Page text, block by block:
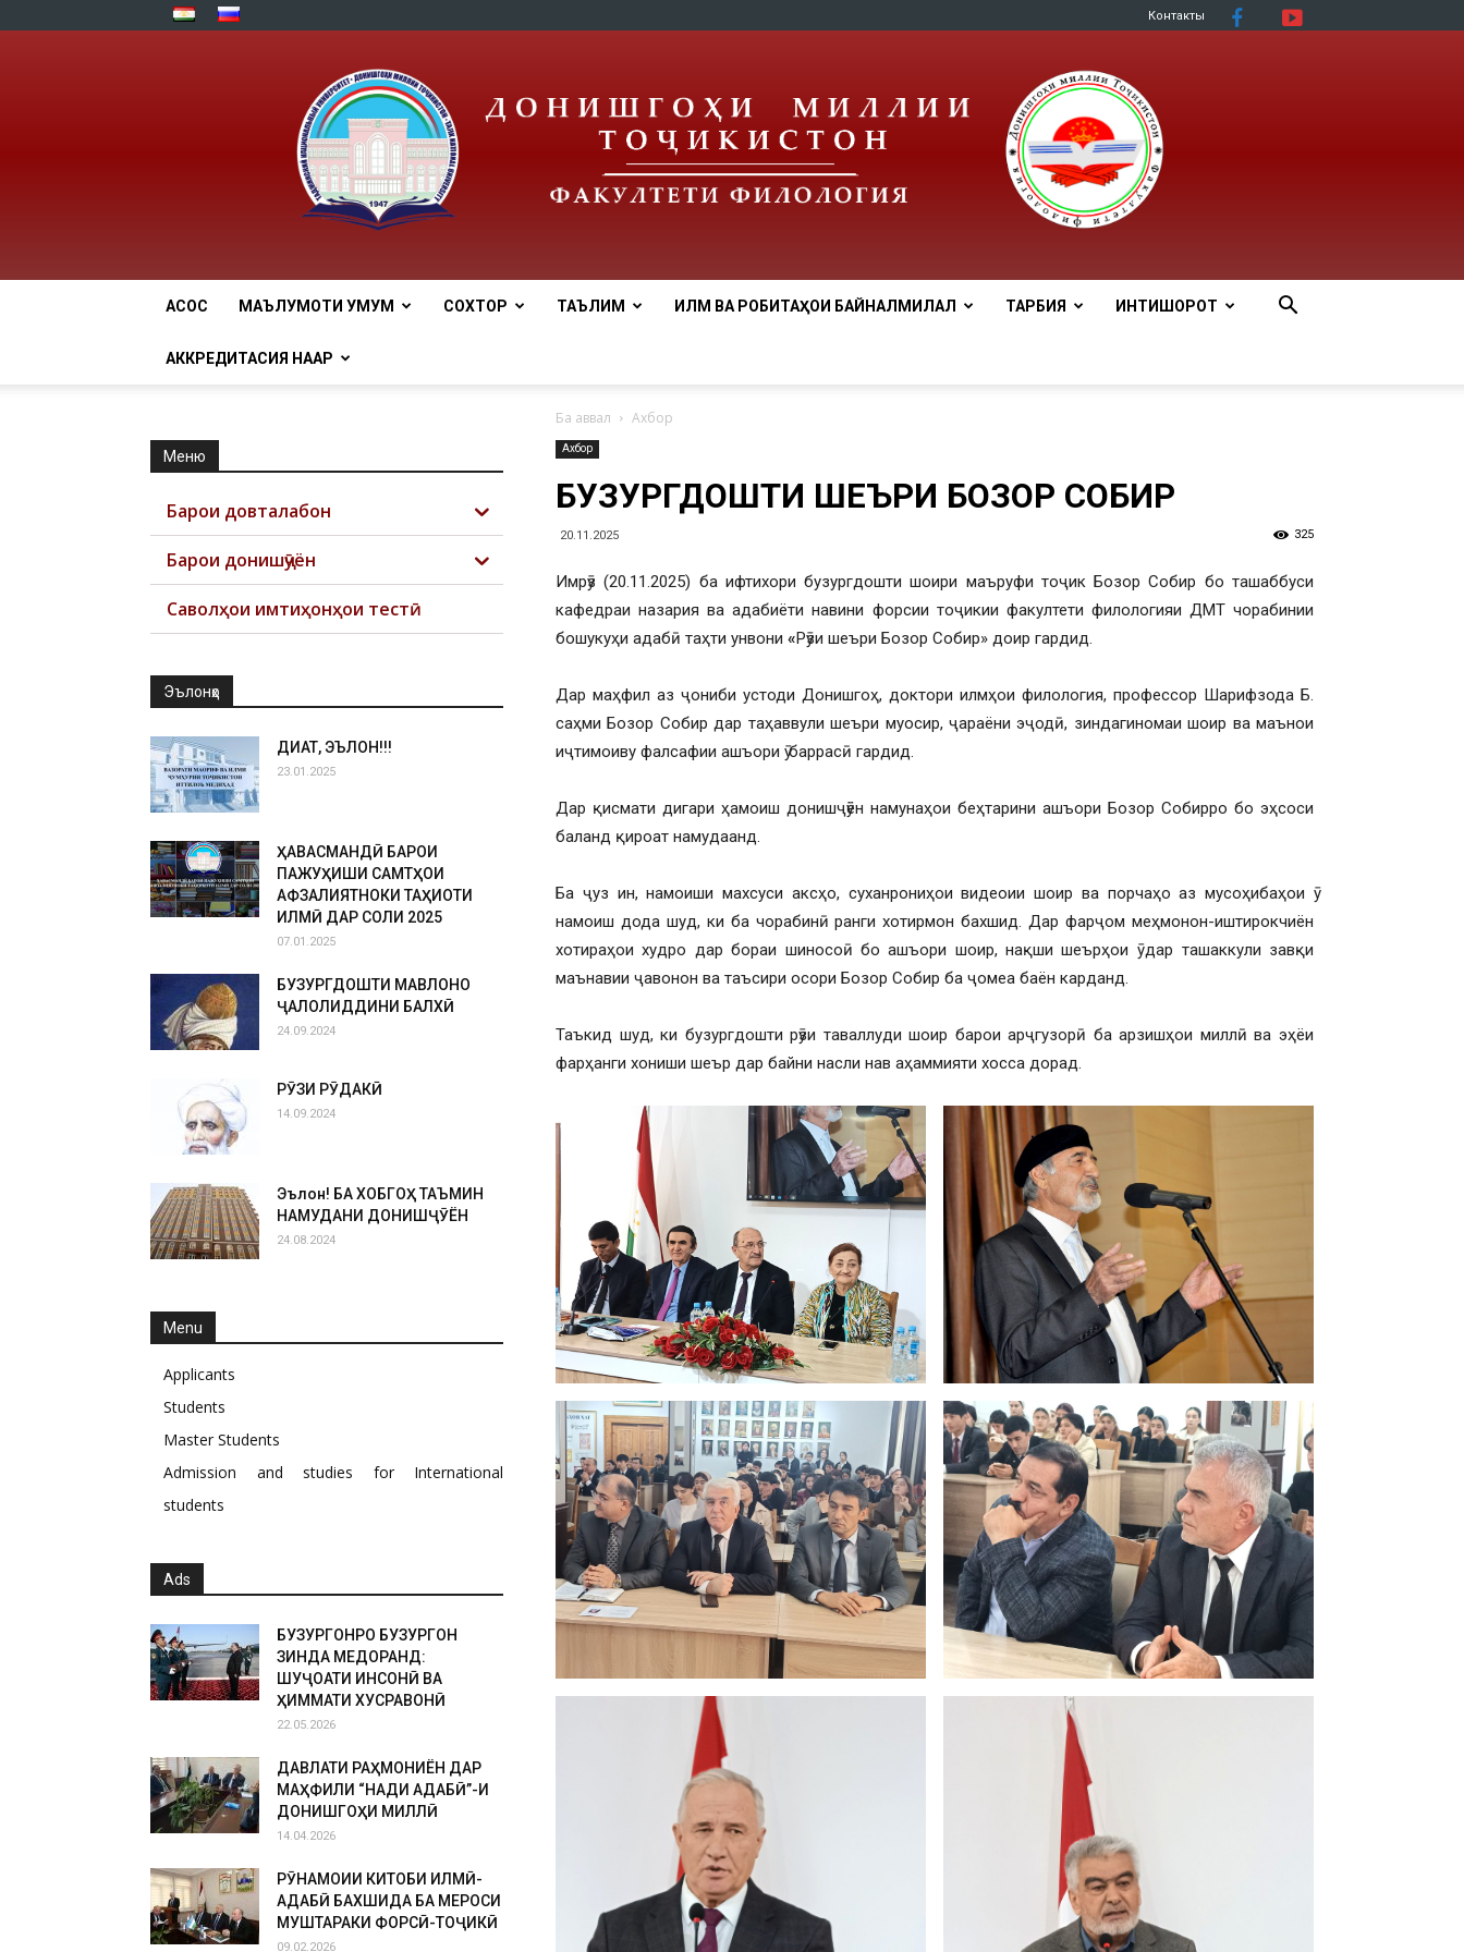
Контакты
АСОСӢ МАЪЛУМОТИ УМУМӢ СОХТОР ТАЪЛИМ ИЛМ ВА РОБИТАҲОИ БАЙНАЛМИЛАЛӢ ТАРБИЯ ИНТИШОРОТ
АККРЕДИТАСИЯ НААР
Ба аввал Ахбор
Ахбор
БУЗУРГДОШТИ ШЕЪРИ БОЗОР СОБИР
20.11.2025 325
Имрӯз (20.11.2025) ба ифтихори бузургдошти шоири маъруфи тоҷик Бозор Собир бо ташаббуси
кафедраи назария ва адабиёти навини форсии тоҷикии факултети филологияи ДМТ чорабинии
бошукуҳи адабӣ таҳти унвони «Рӯзи шеъри Бозор Собир» доир гардид.
Дар маҳфил аз ҷониби устоди Донишгоҳ, доктори илмҳои филология, профессор Шарифзода Б.
саҳми Бозор Собир дар таҳаввули шеъри муосир, ҷараёни эҷодӣ, зиндагиномаи шоир ва маънои
иҷтимоиву фалсафии ашъори ӯ баррасӣ гардид.
Дар қисмати дигари ҳамоиш донишҷӯён намунаҳои беҳтарини ашъори Бозор Собирро бо эҳсоси
баланд қироат намудаанд.
Ба ҷуз ин, намоиши махсуси аксҳо, суханрониҳои видеоии шоир ва порчаҳо аз мусоҳибаҳои ӯ
намоиш дода шуд, ки ба чорабинӣ ранги хотирмон бахшид. Дар фарҷом меҳмонон-иштирокчиён
хотираҳои худро дар бораи шиносоӣ бо ашъори шоир, нақши шеърҳои ӯ дар ташаккули завқи
маънавии ҷавонон ва таъсири осори Бозор Собир ба ҷомеа баён карданд.
Таъкид шуд, ки бузургдошти рӯзи таваллуди шоир барои арҷгузорӣ ба арзишҳои миллӣ ва эҳёи
фарҳанги хониши шеър дар байни насли нав аҳаммияти хосса дорад.
Меню
Барои довталабон
Барои донишҷӯён
Саволҳои имтиҳонҳои тестӣ
Эълонҳо
ДИҚҚАТ, ЭЪЛОН!!!
23.01.2025
ҲАВАСМАНДӢ БАРОИ
ПАЖУҲИШИ САМТҲОИ
АФЗАЛИЯТНОКИ ТАҲҚИҚОТИ
ИЛМӢ ДАР СОЛИ 2025
07.01.2025
БУЗУРГДОШТИ МАВЛОНО
ҶАЛОЛИДДИНИ БАЛХӢ
24.09.2024
РӮЗИ РӮДАКӢ
14.09.2024
Эълон! БА ХОБГОҲ ТАЪМИН
НАМУДАНИ ДОНИШҶӮЁН
24.08.2024
Menu
Applicants
Students
Master Students
Admission and studies for International
students
Ads
БУЗУРГОНРО БУЗУРГОН
ЗИНДА МЕДОРАНД:
ШУҶОАТИ ИНСОНӢ ВА
ҲИММАТИ ХУСРАВОНӢ
22.05.2026
ДАВЛАТИ РАҲМОНИЁН ДАР
МАҲФИЛИ “НАҚДИ АДАБӢ”-И
ДОНИШГОҲИ МИЛЛӢ
14.04.2026
РӮНАМОИИ КИТОБИ ИЛМӢ-
АДАБӢ БАХШИДА БА МЕРОСИ
МУШТАРАКИ ФОРСӢ-ТОҶИКӢ
09.02.2026